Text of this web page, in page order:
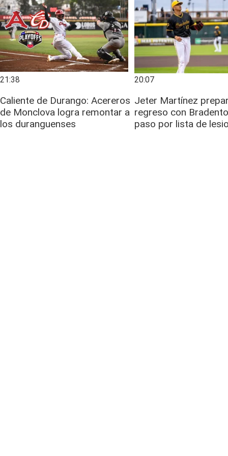
21:38
Caliente de Durango: Acereros
de Monclova logra remontar a
los duranguenses
20:07
Jeter Martínez
regreso con
paso por lista de